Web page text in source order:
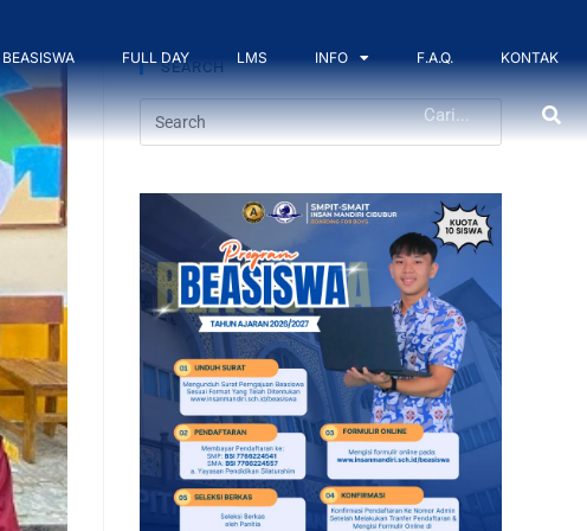
BEASISWA FULL DAY LMS INFO F.A.Q. KONTAK
SEARCH